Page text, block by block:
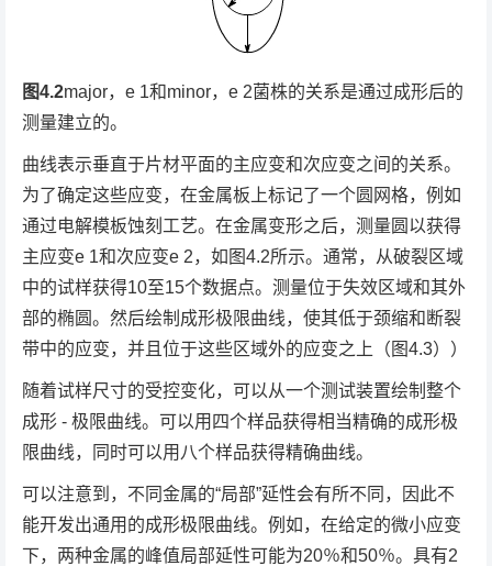
图4.2major，e 1和minor，e 2菌株的关系是通过成形后的
测量建立的。
曲线表示垂直于片材平面的主应变和次应变之间的关系。
为了确定这些应变，在金属板上标记了一个圆网格，例如
通过电解模板蚀刻工艺。在金属变形之后，测量圆以获得
主应变e 1和次应变e 2，如图4.2所示。通常，从破裂区域
中的试样获得10至15个数据点。测量位于失效区域和其外
部的椭圆。然后绘制成形极限曲线，使其低于颈缩和断裂
带中的应变，并且位于这些区域外的应变之上（图4.3））
随着试样尺寸的受控变化，可以从一个测试装置绘制整个
成形 - 极限曲线。可以用四个样品获得相当精确的成形极
限曲线，同时可以用八个样品获得精确曲线。
可以注意到，不同金属的“局部”延性会有所不同，因此不
能开发出通用的成形极限曲线。例如，在给定的微小应变
下，两种金属的峰值局部延性可能为20％和50％。具有2